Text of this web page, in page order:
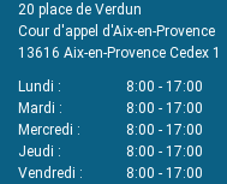
20 place de Verdun
Cour d'appel d'Aix-en-Provence
13616 Aix-en-Provence Cedex 1
Lundi
8:00 - 17:00
Mardi
8:00 - 17:00
Mercredi
8:00 - 17:00
Jeudi
8:00 - 17:00
Vendredi
8:00 - 17:00